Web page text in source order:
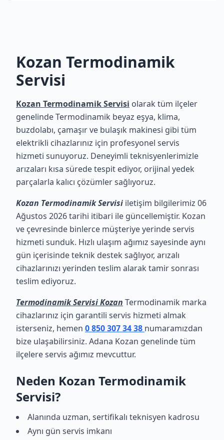
Kozan Termodinamik
Servisi
Kozan Termodinamik Servisi olarak tüm ilçeler
genelinde Termodinamik beyaz eşya, klima,
buzdolabı, çamaşır ve bulaşık makinesi gibi tüm
elektrikli cihazlarınız için profesyonel servis
hizmeti sunuyoruz. Deneyimli teknisyenlerimizle
arızaları kısa sürede tespit ediyor, orijinal yedek
parçalarla kalıcı çözümler sağlıyoruz.
Kozan Termodinamik Servisi iletişim bilgilerimiz 06
Ağustos 2026 tarihi itibari ile güncellemiştir. Kozan
ve çevresinde binlerce müşteriye yerinde servis
hizmeti sunduk. Hızlı ulaşım ağımız sayesinde aynı
gün içerisinde teknik destek sağlıyor, arızalı
cihazlarınızı yerinden teslim alarak tamir sonrası
teslim ediyoruz.
Termodinamik Servisi Kozan Termodinamik marka
cihazlarınız için garantili servis hizmeti almak
isterseniz, hemen 0 850 307 34 38 numaramızdan
bize ulaşabilirsiniz. Adana Kozan genelinde tüm
ilçelere servis ağımız mevcuttur.
Neden Kozan Termodinamik
Servisi?
Alanında uzman, sertifikalı teknisyen kadrosu
Aynı gün servis imkanı